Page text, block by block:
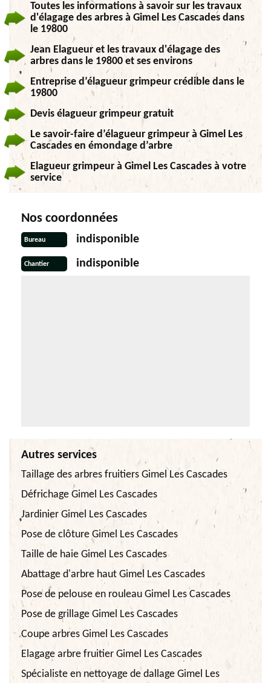
Toutes les informations à savoir sur les travaux
d'élagage des arbres à Gimel Les Cascades dans
le 19800
Jean Elagueur et les travaux d'élagage des
arbres dans le 19800 et ses environs
Entreprise d’élagueur grimpeur crédible dans le
19800
Devis élagueur grimpeur gratuit
Le savoir-faire d’élagueur grimpeur à Gimel Les
Cascades en émondage d’arbre
Elagueur grimpeur à Gimel Les Cascades à votre
service
Nos coordonnées
Bureau indisponible
Chantier indisponible
Autres services
Taillage des arbres fruitiers Gimel Les Cascades
Défrichage Gimel Les Cascades
Jardinier Gimel Les Cascades
Pose de clôture Gimel Les Cascades
Taille de haie Gimel Les Cascades
Abattage d'arbre haut Gimel Les Cascades
Pose de pelouse en rouleau Gimel Les Cascades
Pose de grillage Gimel Les Cascades
Coupe arbres Gimel Les Cascades
Elagage arbre fruitier Gimel Les Cascades
Spécialiste en nettoyage de dallage Gimel Les